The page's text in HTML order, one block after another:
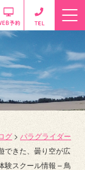
グ > パラグライダー
できた、曇り空が広
験スクール情報 – 鳥